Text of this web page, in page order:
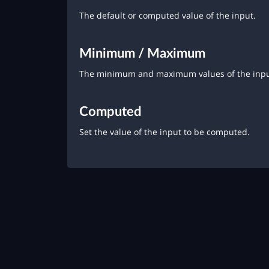
The default or computed value of the input.
Minimum / Maximum
The minimum and maximum values of the
Computed
Set the value of the input to be computed.